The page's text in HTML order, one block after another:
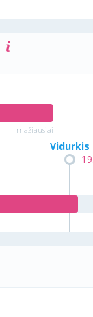
mažiausiai
Vidurkis